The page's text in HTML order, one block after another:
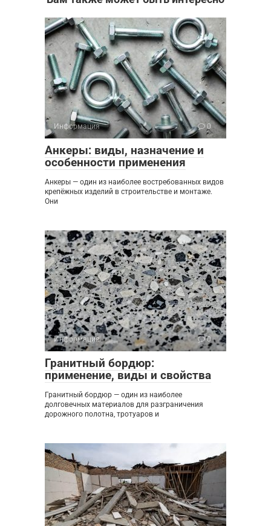
Информация 0
Анкеры: виды, назначение и
особенности применения
Анкеры — один из наиболее востребованных видов
крепёжных изделий в строительстве и монтаже.
Они
Информация 0
Гранитный бордюр:
применение, виды и свойства
Гранитный бордюр — один из наиболее
долговечных материалов для разграничения
дорожного полотна, тротуаров и